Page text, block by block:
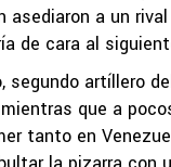
asediaron a un
de cara al
segundo artíllero
que a
tanto en